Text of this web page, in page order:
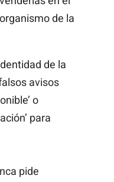
de la
de la
avisos
o
para
pide